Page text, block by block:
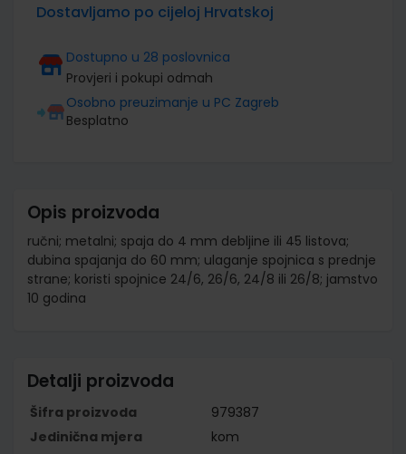
Dostavljamo po cijeloj Hrvatskoj
Dostupno u 28 poslovnica
Provjeri i pokupi odmah
Osobno preuzimanje u PC Zagreb
Besplatno
Opis proizvoda
ručni; metalni; spaja do 4 mm debljine ili 45 listova;
dubina spajanja do 60 mm; ulaganje spojnica s prednje
strane; koristi spojnice 24/6, 26/6, 24/8 ili 26/8; jamstvo
10 godina
Detalji proizvoda
Šifra proizvoda
979387
Jedinična mjera
kom